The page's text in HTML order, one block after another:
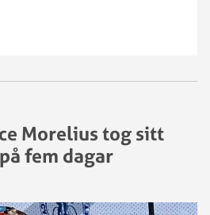
Morelius tog sitt
fem dagar